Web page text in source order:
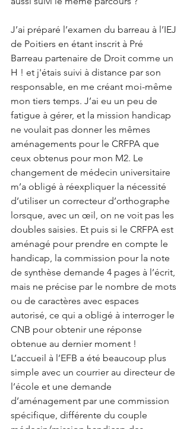
J’ai préparé l’examen du barreau à l’IEJ
de Poitiers en étant inscrit à Pré
Barreau partenaire de Droit comme un
H ! et j'étais suivi à distance par son
responsable, en me créant moi-même
mon tiers temps. J’ai eu un peu de
fatigue à gérer, et la mission handicap
ne voulait pas donner les mêmes
aménagements pour le CRFPA que
ceux obtenus pour mon M2. Le
changement de médecin universitaire
m’a obligé à réexpliquer la nécessité
d’utiliser un correcteur d’orthographe
lorsque, avec un œil, on ne voit pas les
doubles saisies. Et puis si le CRFPA est
aménagé pour prendre en compte le
handicap, la commission pour la note
de synthèse demande 4 pages à l’écrit,
mais ne précise par le nombre de mots
ou de caractères avec espaces
autorisé, ce qui a obligé à interroger le
CNB pour obtenir une réponse
obtenue au dernier moment !
L’accueil à l’EFB a été beaucoup plus
simple avec un courrier au directeur de
l’école et une demande
d’aménagement par une commission
spécifique, différente du couple